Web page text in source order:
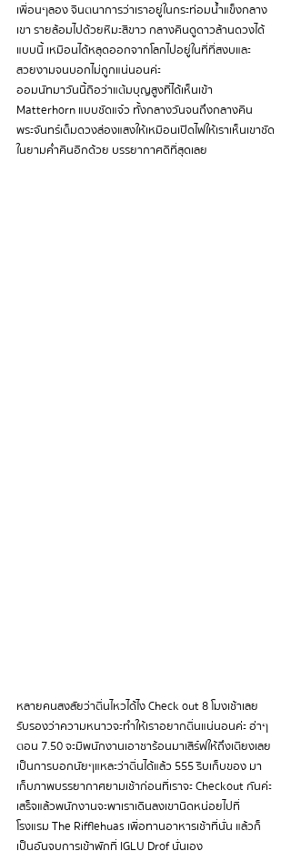
เพื่อนๆลอง จินตนาการว่าเราอยู่ในกระท่อมน้ำแข็งกลาง
เขา รายล้อมไปด้วยหิมะสีขาว กลางคืนดูดาวล้านดวงได้
แบบนี้ เหมือนได้หลุดออกจากโลกไปอยู่ในที่ที่สงบและ
สวยงามจนบอกไม่ถูกแน่นอนค่ะ
ออมนัทมาวันนี้ถือว่าแต้มบุญสูงที่ได้เห็นเข้า
Matterhorn แบบชัดแจ๋ว ทั้งกลางวันจนถึงกลางคืน
พระจันทร์เต็มดวงส่องแสงให้เหมือนเปิดไฟให้เราเห็นเขาชัด
ในยามค่ำคืนอีกด้วย บรรยากาศดีที่สุดเลย
หลายคนสงสัยว่าตื่นไหวได้ไง Check out 8 โมงเช้าเลย
รับรองว่าความหนาวจะทำให้เราอยากตื่นแน่นอนค่ะ ฮ่าๆ
ตอน 7.50 จะมีพนักงานเอาชาร้อนมาเสิร์ฟให้ถึงเตียงเลย
เป็นการบอกนัยๆแหละว่าตื่นได้แล้ว 555 รีบเก็บของ มา
เก็บภาพบรรยากาศยามเช้าก่อนที่เราจะ Checkout กันค่ะ
เสร็จแล้วพนักงานจะพาเราเดินลงเขานิดหน่อยไปที่
โรงแรม The Rifflehuas เพื่อทานอาหารเช้าที่นั่น แล้วก็
เป็นอันจบการเข้าพักที่ IGLU Drof นั่นเอง